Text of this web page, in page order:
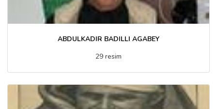
ABDULKADIR BADILLI AGABEY
29 resim